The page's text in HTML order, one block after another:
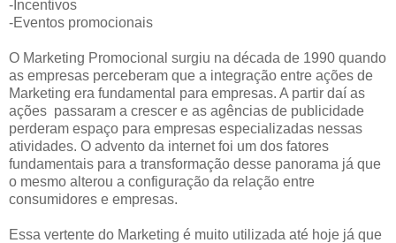
-Incentivos
-Eventos promocionais
O Marketing Promocional surgiu na década de 1990 quando
as empresas perceberam que a integração entre ações de
Marketing era fundamental para empresas. A partir daí as
ações passaram a crescer e as agências de publicidade
perderam espaço para empresas especializadas nessas
atividades. O advento da internet foi um dos fatores
fundamentais para a transformação desse panorama já que
o mesmo alterou a configuração da relação entre
consumidores e empresas.
Essa vertente do Marketing é muito utilizada até hoje já que